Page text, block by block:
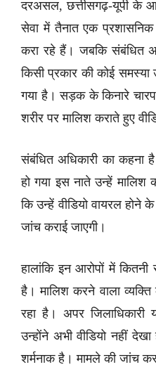
दरअसल, छत्तीसगढ़-यूपी के
सेवा में तैनात एक प्रशासनिक
करा रहे हैं। जबकि संबंधित
किसी प्रकार की कोई समस्या
गया है। सड़क के किनारे
शरीर पर मालिश कराते हुए
संबंधित अधिकारी का कहना
हो गया इस नाते उन्हें मालिश
कि उन्हें वीडियो वायरल होने
जांच कराई जाएगी।
हालांकि इन आरोपों में
है। मालिश करने वाला व्यक्ति
रहा है। अपर जिलाधिकारी
उन्होंने अभी वीडियो नहीं
शर्मनाक है। मामले की जांच